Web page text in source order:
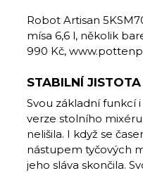
Robot Artisan
mísa 6,6 l, několik
990 Kč,
STABILNÍ JISTOTA
Svou základní funkcí
verze stolního
nelišila. I když se
nástupem tyčových
jeho sláva skončila.